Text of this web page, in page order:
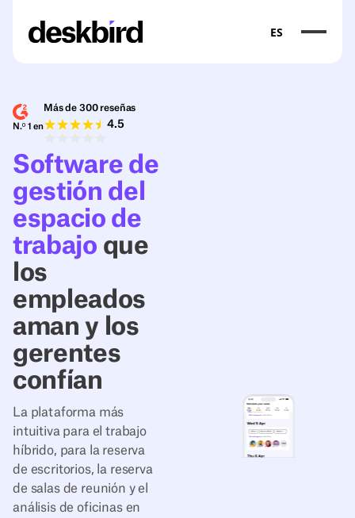
ES
N.º 1 en
Más de 300 reseñas
4.5
Software de
gestión del
espacio de
trabajo que
los
empleados
aman y los
gerentes
confían
La plataforma más
intuitiva para el trabajo
híbrido, para la reserva
de escritorios, la reserva
de salas de reunión y el
análisis de oficinas en